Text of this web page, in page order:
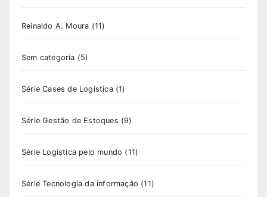
Reinaldo A. Moura (11)
Sem categoria (5)
Série Cases de Logística(1)
Série Gestão de Estoques (9)
Série Logística pelo mundo (11)
Série Tecnologia da informação (11)